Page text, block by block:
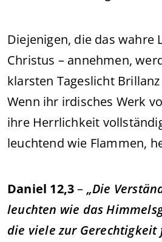
Diejenigen, die das wahre
Christus – annehmen,
klarsten Tageslicht
Wenn ihr irdisches Werk
ihre Herrlichkeit
leuchtend wie Flammen,
Daniel 12,3– „Die
leuchten wie das
die viele zur Gerechtigkeit